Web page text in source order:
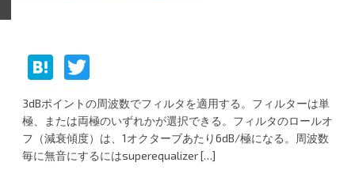
H
at
e
n
a
w
itt
er
3dBポイントの周波数でフィルタを適用する。フィルターは単
極、または両極のいずれかが選択できる。フィルタのロールオ
フ（減衰傾度）は、1オクターブあたり6dB/極になる。周波数
毎に無音にするにはsuperequalizer […]